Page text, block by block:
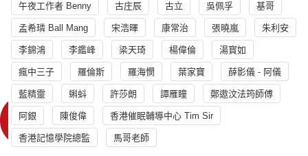
午夜工作者 Benny 古庄辰 古立 吳佩孚 基哥
孟希璘 Ball Mang 宋浩暉 康常治 張曉嵐 朱利安
李錦鴻 李鑑峰 梁天琦 楊偉倫 湯寳如
瘋中三子 羅倫斯 羅海憫 葉家寶 薛影儀 - 阿儀
藍精靈 蝌蚪 許莎朗 譚雁瞳 鄭遨汶法筠師傅
阿銀 陳俊偉 香港催眠輔導中心 Tim Sir
香港記憶學院總監 馬哥老師